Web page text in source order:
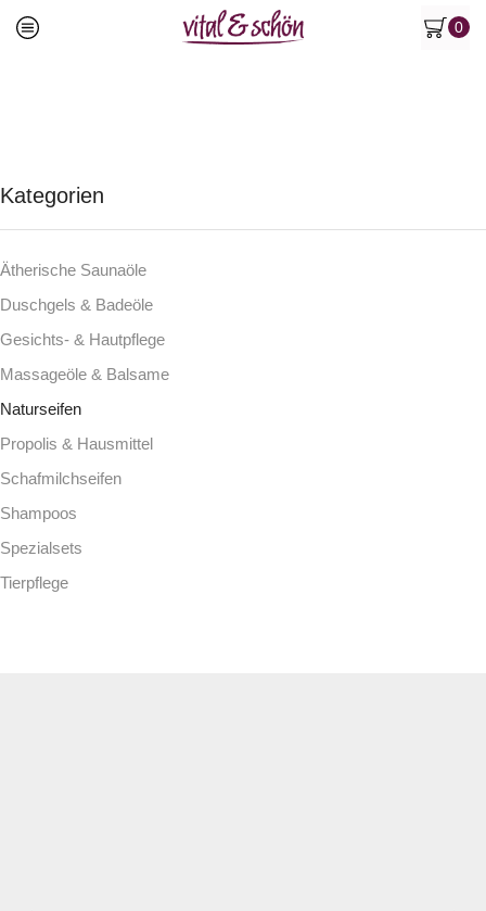
0
Kategorien
Ätherische Saunaöle
Duschgels & Badeöle
Gesichts- & Hautpflege
Massageöle & Balsame
Naturseifen
Propolis & Hausmittel
Schafmilchseifen
Shampoos
Spezialsets
Tierpflege